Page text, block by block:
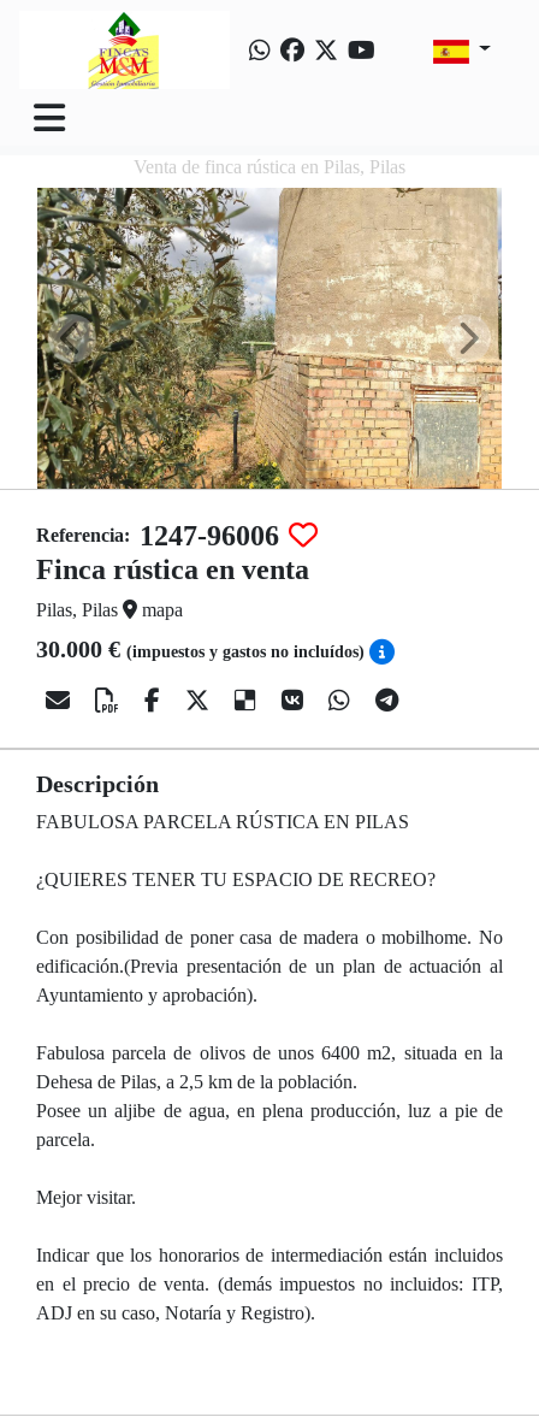
Venta de finca rústica en Pilas, Pilas
Referencia:
1247-96006
Finca rústica en venta
Pilas, Pilas mapa
30.000 € (impuestos y gastos no incluídos)
Descripción
FABULOSA PARCELA RÚSTICA EN PILAS
¿QUIERES TENER TU ESPACIO DE RECREO?
Con posibilidad de poner casa de madera o mobilhome. No
edificación.(Previa presentación de un plan de actuación al
Ayuntamiento y aprobación).
Fabulosa parcela de olivos de unos 6400 m2, situada en la
Dehesa de Pilas, a 2,5 km de la población.
Posee un aljibe de agua, en plena producción, luz a pie de
parcela.
Mejor visitar.
Indicar que los honorarios de intermediación están incluidos
en el precio de venta. (demás impuestos no incluidos: ITP,
ADJ en su caso, Notaría y Registro).